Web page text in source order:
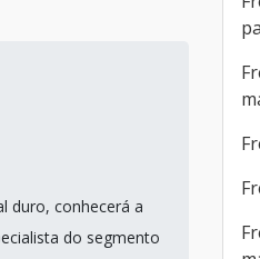
duro, conhecerá a
do segmento